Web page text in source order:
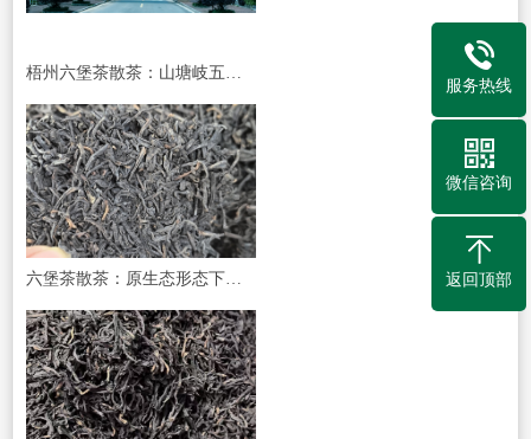
梧州六堡茶散茶：山塘岐五代传承的自然馈赠
六堡茶散茶：原生态形态下的时光滋味
服务热线
微信咨询
返回顶部